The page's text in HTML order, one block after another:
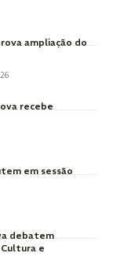
ampliação do
recebe
em sessão
debatem
e